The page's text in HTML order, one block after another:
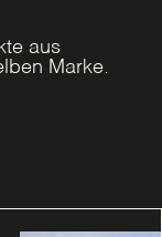
aus
Marke.